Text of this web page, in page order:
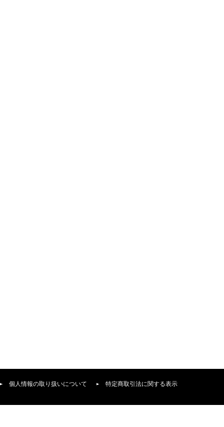
個人情報の取り扱いについて 特定商取引法に関する表示